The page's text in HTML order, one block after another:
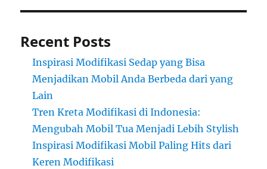
Recent Posts
Inspirasi Modifikasi Sedap yang Bisa
Menjadikan Mobil Anda Berbeda dari yang
Lain
Tren Kreta Modifikasi di Indonesia:
Mengubah Mobil Tua Menjadi Lebih Stylish
Inspirasi Modifikasi Mobil Paling Hits dari
Keren Modifikasi